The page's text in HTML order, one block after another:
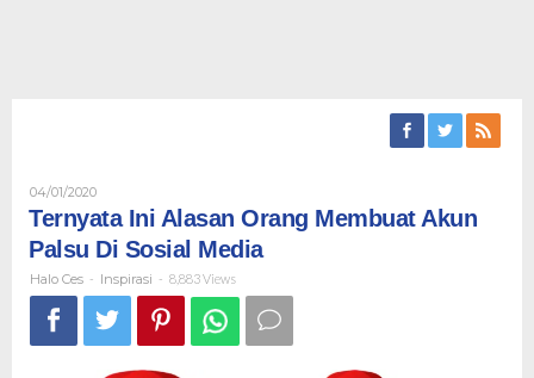
04/01/2020Oleh
Ces
Ternyata Ini Alasan Orang Membuat Akun
Palsu Di Sosial Media
Halo Ces - Inspirasi - 8,883 Views